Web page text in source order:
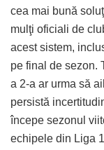
cea mai bună
mulţi oficiali de
acest sistem,
pe final de sezon.
a 2-a ar urma să
persistă
începe sezonul
echipele din Liga